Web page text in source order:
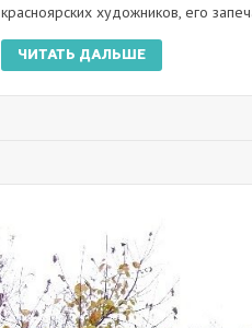
красноярских художников, его
ЧИТАТЬ ДАЛЬШЕ